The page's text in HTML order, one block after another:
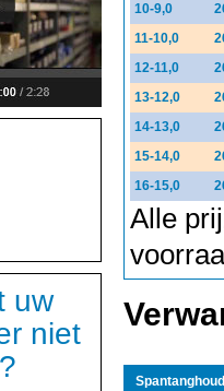
uw
niet
10-9,0
11-10,0
12-11,0
13-12,0
14-13,0
15-14,0
16-15,0
Alle